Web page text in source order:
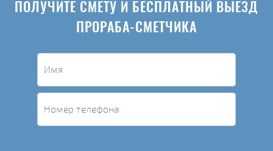
ПОЛУЧИТЕ СМЕТУ И БЕСПЛАТНЫЙ ВЫЕЗД
ПРОРАБА-СМЕТЧИКА